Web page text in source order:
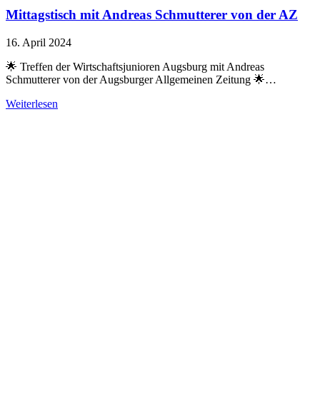
Mittagstisch mit Andreas Schmutterer von der AZ
16. April 2024
🌟 Treffen der Wirtschaftsjunioren Augsburg mit Andreas
Schmutterer von der Augsburger Allgemeinen Zeitung 🌟…
Weiterlesen